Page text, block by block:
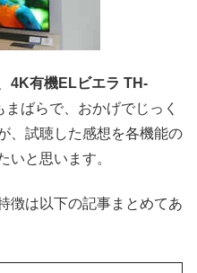
4K有機ELビエラ TH-
ばらで、おかげでじっく
、試聴した感想を各機能の
いと思います。
徴は以下の記事まとめてあ